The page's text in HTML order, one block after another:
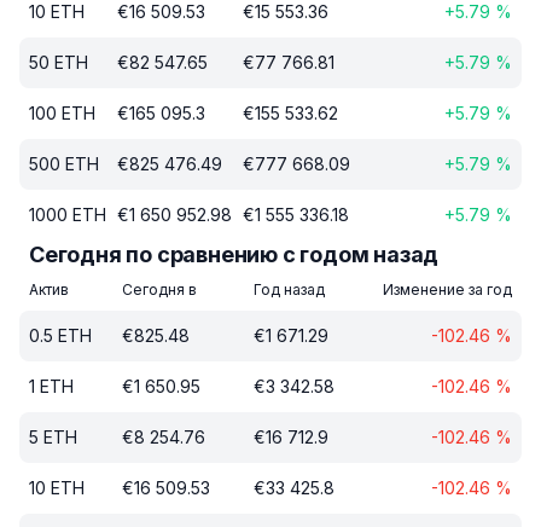
10 ETH €16 509.53 €15 553.36 +5.79 %
50 ETH €82 547.65 €77 766.81 +5.79 %
100 ETH €165 095.3 €155 533.62 +5.79 %
500 ETH €825 476.49 €777 668.09 +5.79 %
1000 ETH €1 650 952.98 €1 555 336.18 +5.79 %
Сегодня по сравнению с годом назад
Актив Сегодня в Год назад Изменение за год
0.5 ETH €825.48 €1 671.29 -102.46 %
1 ETH €1 650.95 €3 342.58 -102.46 %
5 ETH €8 254.76 €16 712.9 -102.46 %
10 ETH €16 509.53 €33 425.8 -102.46 %